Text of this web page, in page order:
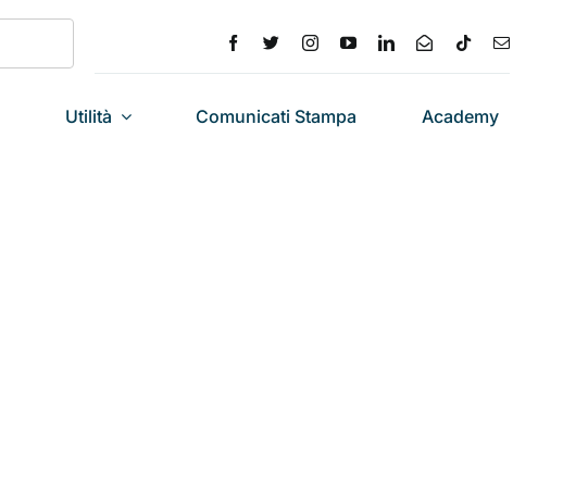
Utilità Comunicati Stampa Academy